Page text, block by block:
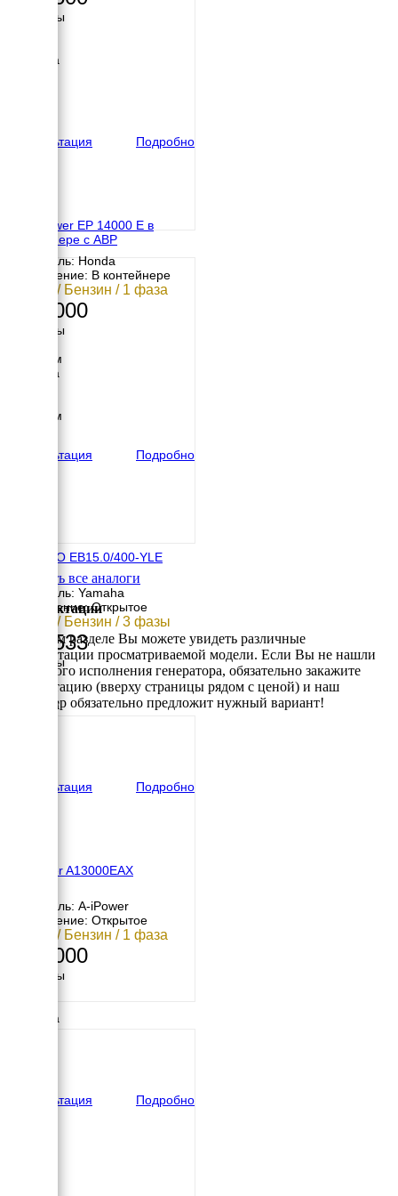
Размеры
Ширина
Консультация
Подробно
Europower EP 14000 Е в
контейнере с АВР
Двигатель: Honda
Исполнение: В контейнере
12 кВт / Бензин / 1 фаза
829 000
Размеры
1600 мм
Ширина
1250 мм
Консультация
Подробно
ENERGO EB15.0/400-YLE
Двигатель: Yamaha
Исполнение: Открытое
12 кВт / Бензин / 3 фазы
351 533
Размеры
Ширина
Консультация
Подробно
A-iPower A13000EAX
Двигатель: A-iPower
Исполнение: Открытое
12 кВт / Бензин / 1 фаза
237 000
Размеры
Ширина
Консультация
Подробно
Смотреть все аналоги
Комплектации
В данном разделе Вы можете увидеть различные
комплектации просматриваемой модели. Если Вы не нашли
требуемого исполнения генератора, обязательно закажите
консультацию (вверху страницы рядом с ценой) и наш
менеджер обязательно предложит нужный вариант!